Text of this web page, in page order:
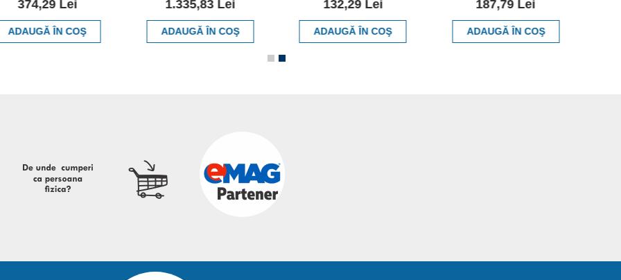
374,29 Lei
ADAUGĂ ÎN COŞ
1.335,83 Lei
ADAUGĂ ÎN COŞ
132,29 Lei
ADAUGĂ ÎN COŞ
187,79 Lei
ADAUGĂ ÎN COŞ